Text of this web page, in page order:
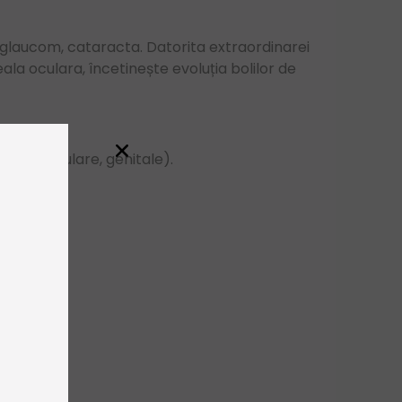
cataracta. Datorita extraordinarei
oculara, încetinește evoluția bolilor de
oculare, genitale).